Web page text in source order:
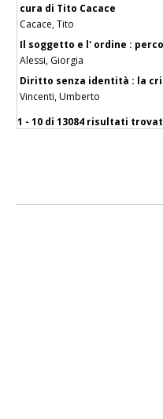
cura di Tito Cacace
Cacace, Tito
Il soggetto e l' ordine :
Alessi, Giorgia
Diritto senza identità : la
Vincenti, Umberto
1 - 10 di 13084 risultati